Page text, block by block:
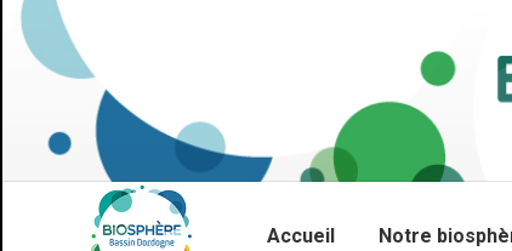
Accueil Notre